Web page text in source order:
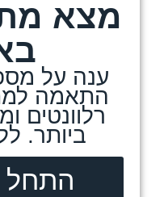
מצא
ענה על
התאמה
רלוונטים
ביותר.
התחל